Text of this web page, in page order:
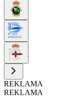
REKLAMA
REKLAMA